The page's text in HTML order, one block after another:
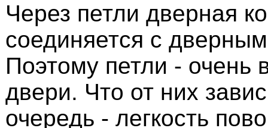
Через петли дверная
соединяется с
Поэтому петли - очень
двери. Что от них
очередь - легкость